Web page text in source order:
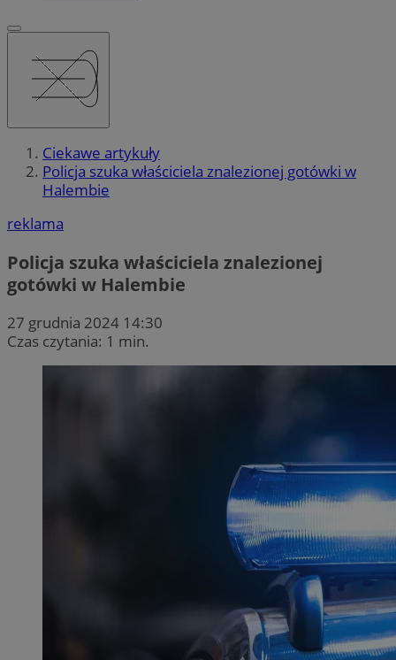
Ciekawe artykuły
Policja szuka właściciela znalezionej gotówki w
Halembie
reklama
Policja szuka właściciela znalezionej
gotówki w Halembie
27 grudnia 2024 14:30
Czas czytania: 1 min.